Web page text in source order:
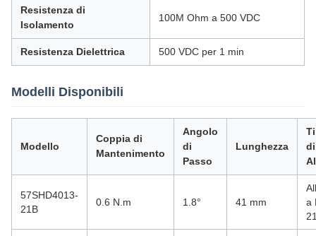
Resistenza di
Isolamento
100M Ohm a 500 VDC
Resistenza Dielettrica 500 VDC per 1 min
Modelli Disponibili
Modello
Coppia di
Mantenimento
Angolo
di
Passo
Lunghezza
di
57SHD4013-
21B
0.6 N.m 1.8° 41 mm
a